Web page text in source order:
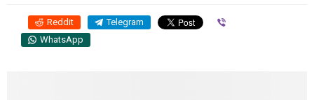
Reddit Telegram
WhatsApp